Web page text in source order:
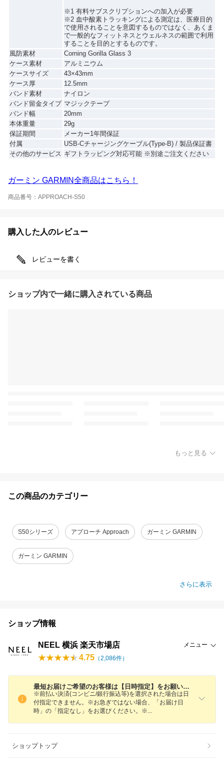
※1 有料サブスクリプションへの加入が必要
※2 血中酸素トラッキングによる測定は、医療目的
で使用されることを意図するものではなく、あくま
で一般的なフィットネスとウェルネスの範囲で利用
することを目的とするものです。
風防素材
Corning Gorilla Glass 3
ケース素材
アルミニウム
ケースサイズ
43×43mm
ケース厚
12.5mm
バンド素材
ナイロン
バンド留金タイプ マジックテープ
バンド幅
20mm
本体重量
29g
保証期間
メーカー1年間保証
付属
USB-Cチャージングケーブル(Type-B) / 製品保証書
その他のサービス ギフトラッピング対応可能 ※別途ご注文ください
ガーミン GARMIN全商品はこちら！
商品番号：APPROACH-S50
購入した人のレビュー
レビューを書く
ショップ内で一緒に購入されている商品
もっと見る
この商品のカテゴリー
S50シリーズ アプローチ Approach ガーミン GARMIN
ガーミン GARMIN
さらに表示
ショップ情報
NEEL 横浜 楽天市場店 メニュー
4.75 （2,086件）
最短お届けご希望のお客様は【日時指定】をお願いします
※前払い決済(コンビニ/銀行振込等)を選択された場合は日
付指定できません。※お急ぎではない場合、「お届け日
時」の「指定なし」をお選びください。 ※
ショップトップ